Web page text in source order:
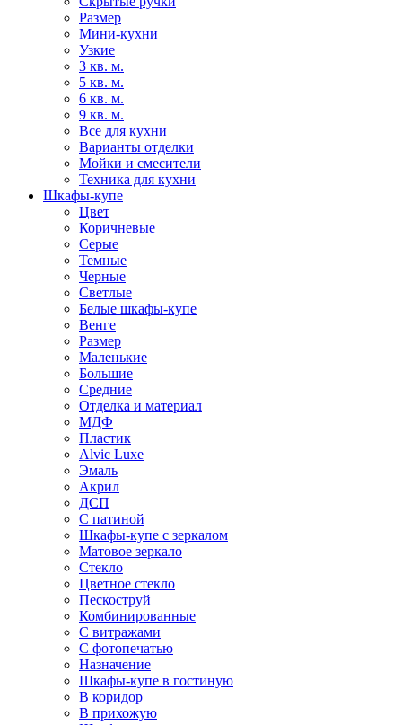
Размер
Мини-кухни
Узкие
3 кв. м.
5 кв. м.
6 кв. м.
9 кв. м.
Все для кухни
Варианты отделки
Мойки и смесители
Техника для кухни
Шкафы-купе
Цвет
Коричневые
Серые
Темные
Черные
Светлые
Белые шкафы-купе
Венге
Размер
Маленькие
Большие
Средние
Отделка и материал
МДФ
Пластик
Alvic Luxe
Эмаль
Акрил
ДСП
С патиной
Шкафы-купе с зеркалом
Матовое зеркало
Стекло
Цветное стекло
Пескоструй
Комбинированные
С витражами
С фотопечатью
Назначение
Шкафы-купе в гостиную
В коридор
В прихожую